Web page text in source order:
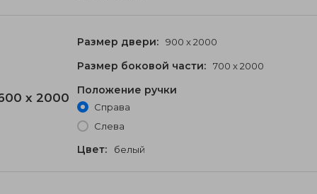
x 2000
Размер двери: 900 x 2000
Размер боковой части: 700 x 2000
Положение ручки
Справа
Слева
Цвет: белый